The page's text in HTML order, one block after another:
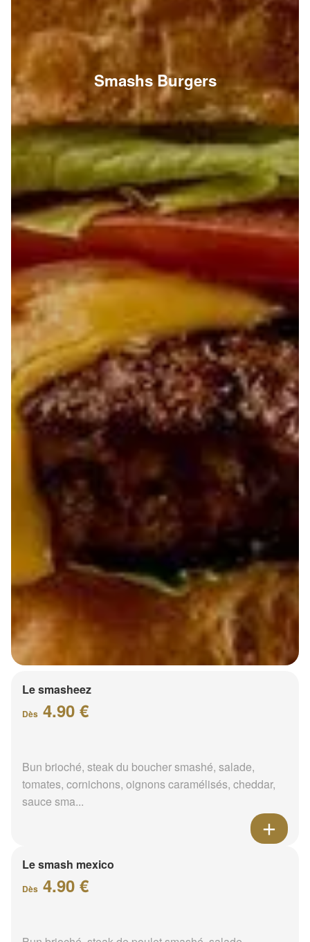
Smashs Burgers
Le smasheez
Dès 4.90 €
Bun brioché, steak du boucher smashé, salade,
tomates, cornichons, oignons caramélisés, cheddar,
sauce sma...
Le smash mexico
Dès 4.90 €